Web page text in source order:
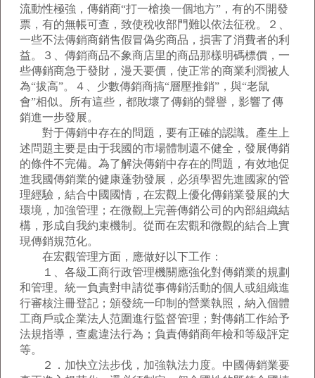
流動性極強，傳銷商“打一槍換一個地方”，有的不開發
票，有的無帳可查，致使稅收部門難以依法征稅。２、
一些不法傳銷商銷售假冒偽劣商品，損害了消費者的利
益。３、傳銷商品不象商店里的商品那樣明碼標價，一
些傳銷商急于發財，漫天要價，使正常的商業利潤被人
為“拔高”。４、少數傳銷商搞“層壓推銷”，與“老鼠
會”相似。所有這些，都敗壞了傳銷的聲譽，影響了傳
銷進一步發展。
對于傳銷中存在的問題，要有正確的認識。產生上
述問題主要是由于我國的市場體制還不健全，發展傳銷
的條件不完備。為了解決傳銷中存在的問題，有效地促
進我國傳銷業的健康蓬勃發展，必須學習先進國家的管
理經驗，結合中國國情，在宏觀上優化傳銷業發展的大
環境，加強管理；在微觀上完善傳銷公司的內部組織結
構，形成自我約束機制。從而在宏觀和微觀的結合上實
現傳銷規范化。
在宏觀管理方面，應做好以下工作：
１、各級工商行政管理機關應強化對傳銷業的規劃
和管理。統一負責對申請從事傳銷活動的個人或組織進
行審核注冊登記；頒發統一印制的營業執照，納入個體
工商戶或企業法人范圍進行監督管理；對傳銷工作給予
法規指導，查處違法行為；負責傳銷商年檢和等級評定
等。
２．加快立法步伐，加強執法力度。中國傳銷業要